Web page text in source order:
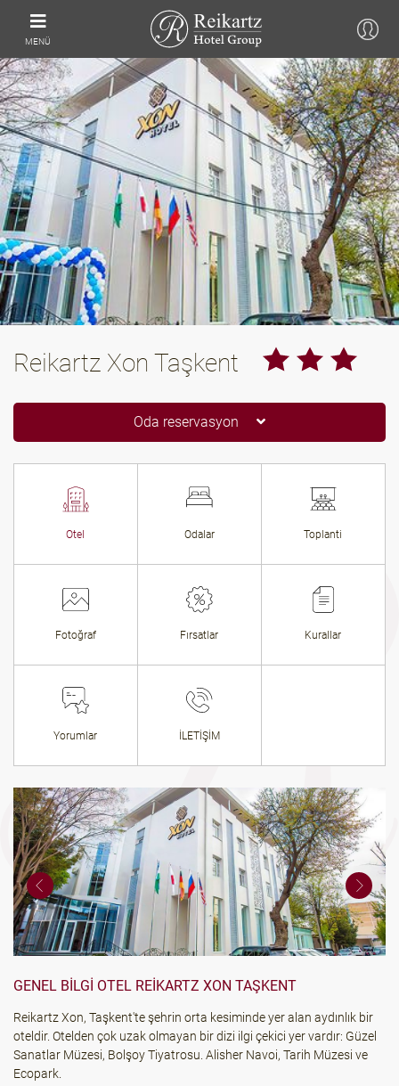
MENÜ
Reikartz Xon Taşkent
Oda reservasyon
Otel Odalar Toplanti
Fotoğraf Fırsatlar Kurallar
Yorumlar İLETİŞİM
GENEL BILGI OTEL REIKARTZ XON TAŞKENT
Reikartz Xon, Taşkent'te şehrin orta kesiminde yer alan aydınlık bir
oteldir. Otelden çok uzak olmayan bir dizi ilgi çekici yer vardır: Güzel
Sanatlar Müzesi, Bolşoy Tiyatrosu. Alisher Navoi, Tarih Müzesi ve
Ecopark.